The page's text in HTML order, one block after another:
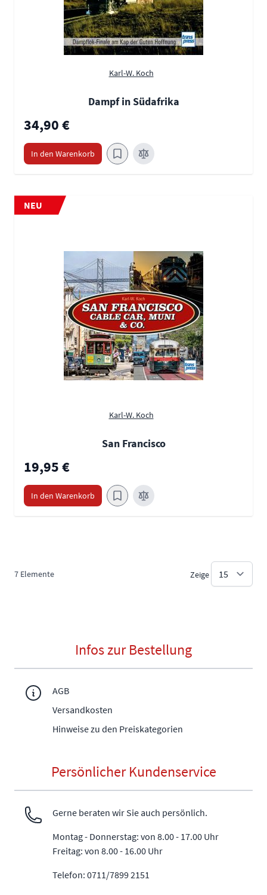
Karl-W. Koch
Dampf in Südafrika
34,90 €
In den Warenkorb
NEU
Karl-W. Koch
San Francisco
19,95 €
In den Warenkorb
7 Elemente Zeige
Infos zur Bestellung
AGB
Versandkosten
Hinweise zu den Preiskategorien
Persönlicher Kundenservice
Gerne beraten wir Sie auch persönlich.
Montag - Donnerstag: von 8.00 - 17.00 Uhr
Freitag: von 8.00 - 16.00 Uhr
Telefon: 0711/7899 2151